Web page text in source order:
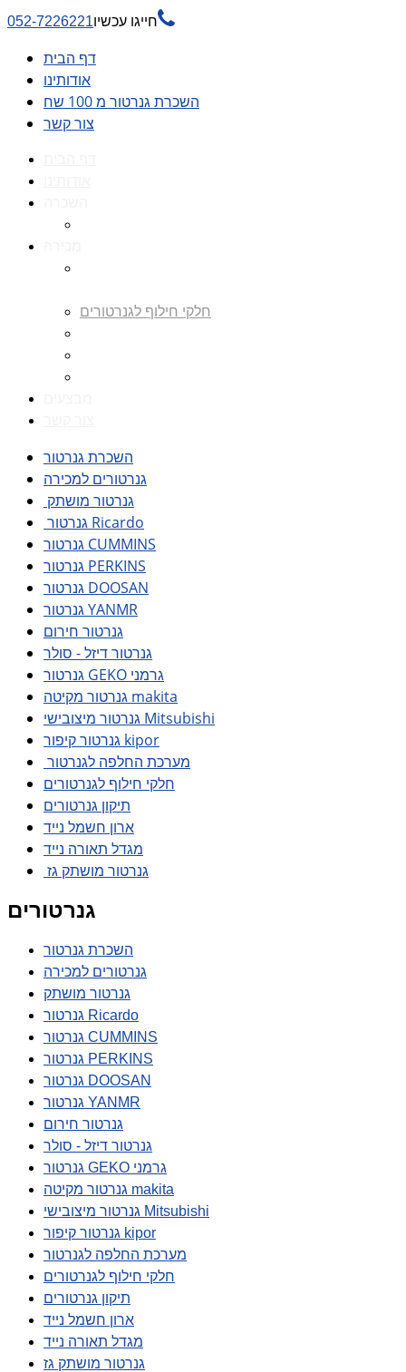
חייגו עכשיו052-7226221 
דף הבית
אודותינו
השכרת גנרטור מ 100 שח
צור קשר
חלקי חילוף לגנרטורים
השכרת גנרטור
גנרטורים למכירה
גנרטור מושתק
גנרטור Ricardo
גנרטור CUMMINS
גנרטור PERKINS
גנרטור DOOSAN
גנרטור YANMR
גנרטור חירום
גנרטור דיזל - סולר
גנרטור GEKO גרמני
גנרטור מקיטה makita
גנרטור מיצובישי Mitsubishi
גנרטור קיפור kipor
מערכת החלפה לגנרטור
חלקי חילוף לגנרטורים
תיקון גנרטורים
ארון חשמל נייד
מגדל תאורה נייד
גנרטור מושתק גז
גנרטורים
השכרת גנרטור
גנרטורים למכירה
גנרטור מושתק
גנרטור Ricardo
גנרטור CUMMINS
גנרטור PERKINS
גנרטור DOOSAN
גנרטור YANMR
גנרטור חירום
גנרטור דיזל - סולר
גנרטור GEKO גרמני
גנרטור מקיטה makita
גנרטור מיצובישי Mitsubishi
גנרטור קיפור kipor
מערכת החלפה לגנרטור
חלקי חילוף לגנרטורים
תיקון גנרטורים
ארון חשמל נייד
מגדל תאורה נייד
גנרטור מושתק גז